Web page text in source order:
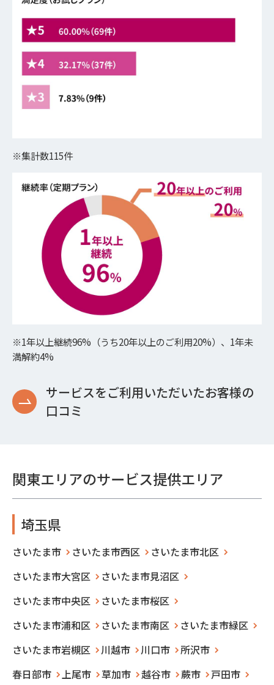
※集計数115件
※1年以上継続96%（うち20年以上のご利用20%）、1年未
満解約4%
サービスをご利用いただいたお客様の
口コミ
関東エリアのサービス提供エリア
埼玉県
さいたま市 さいたま市西区
さいたま市北区
さいたま市大宮区
さいたま市見沼区
さいたま市中央区
さいたま市桜区
さいたま市浦和区
さいたま市南区
さいたま市緑区
さいたま市岩槻区
川越市 川口市
所沢市
春日部市
上尾市 草加市 越谷市 蕨市
戸田市